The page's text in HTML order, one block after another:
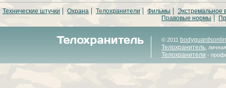
Технические штучки Охрана Телохранители Фильмы
Экстремальное
Правовые нормы
© 2011
Телохранитель ,
Телохранители -